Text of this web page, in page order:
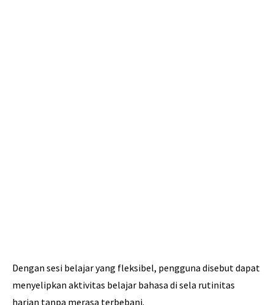
Dengan sesi belajar yang fleksibel, pengguna disebut dapat
menyelipkan aktivitas belajar bahasa di sela rutinitas
harian tanpa merasa terbebani.